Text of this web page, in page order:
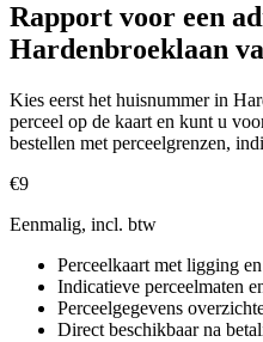
Rapport voor een
Hardenbroeklaan
Kies eerst het huisnummer in
perceel op de kaart en kunt u
bestellen met perceelgrenzen,
€9
Eenmalig, incl. btw
Perceelkaart met ligging
Indicatieve perceelmaten
Perceelgegevens
Direct beschikbaar na